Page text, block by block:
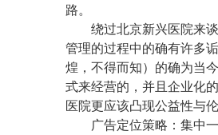
路。
绕过北京新兴医院来谈
管理的过程中的确有许多
煌，不得而知）的确为当
式来经营的，并且企业化
医院更应该凸现公益性与
广告定位策略：集中一